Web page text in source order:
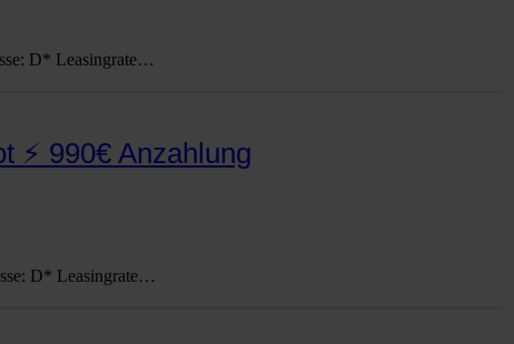
D* Lea­sing­ra­te…
⚡ 990€ Anzahlung
D* Lea­sing­ra­te…